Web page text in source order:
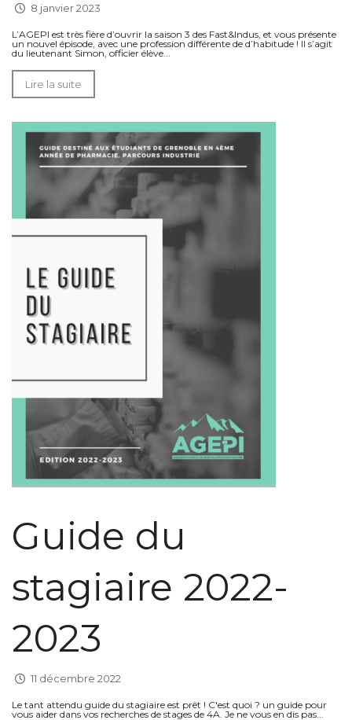
8 janvier 2023
L’AGEPI est très fière d’ouvrir la saison 3 des Fast&Indus, et vous présente
un nouvel épisode, avec une profession différente de d’habitude ! Il s’agit
du lieutenant Simon, officier élève...
Lire la suite
Guide du
stagiaire 2022-
2023
11 décembre 2022
Le tant attendu guide du stagiaire est prêt ! C'est quoi ? un guide pour
vous aider dans vos recherches de stages de 4A. Je ne vous en dis pas...